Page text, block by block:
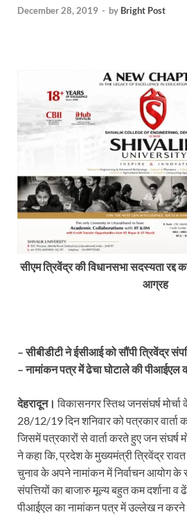
December 28, 2019 - by Bright Post
सीएम त्रिवेंद्र की विधानसभा सदस्यता रद्द
आग्रह
– सीबीडीटी ने ईसीआई को सौंपी त्रिवेंद्र
– नामांकन पत्र में ढेचा घोटाले की पीआईएल
देहरादून। विकासनगर स्तिथ जनसंघर्ष
28/12/19 दिन शनिवार को पत्रकार वार्ता
जिसमें पत्रकारों से वार्ता करते हुए जन संघर्ष
ने कहा कि, प्रदेश के मुख्यमंत्री त्रिवेंद्र रावत
चुनाव के अपने नामांकन में निर्वाचन आयोग के
संपत्तियों का बाजारु मूल्य बहुत कम दर्शाना
पीआईएल का नामांकन पत्र में उल्लेख न करने के